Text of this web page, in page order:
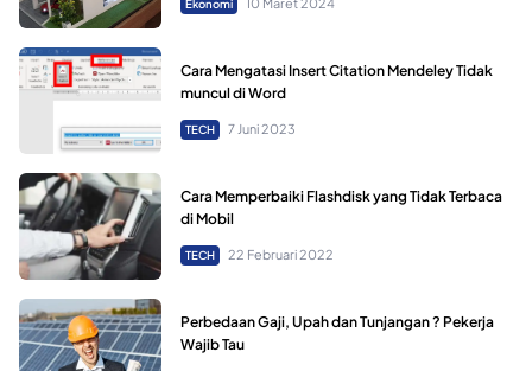
Ekonomi 10 Maret 2024
Cara Mengatasi Insert Citation Mendeley Tidak
muncul di Word
TECH 7 Juni 2023
Cara Memperbaiki Flashdisk yang Tidak Terbaca
di Mobil
TECH 22 Februari 2022
Perbedaan Gaji, Upah dan Tunjangan ? Pekerja
Wajib Tau